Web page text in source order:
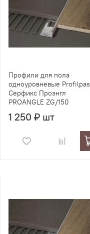
Профили для пола
одноуровневые Profilpas
Серфикс Проэнгл
PROANGLE ZG/150
1 250 ₽ шт